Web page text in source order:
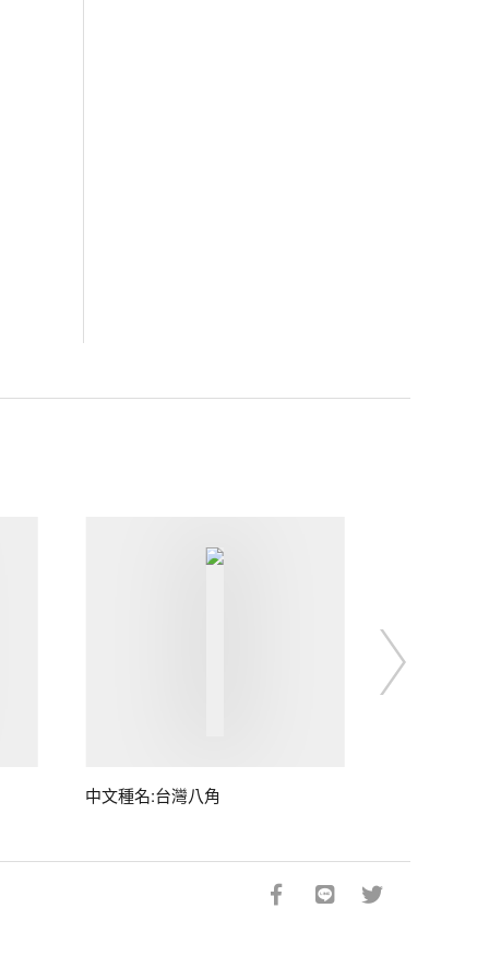
中文種名:台灣八角